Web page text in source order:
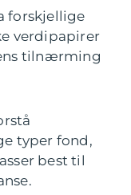
forskjellige
verdipapirer
tilnærming
typer fond,
best til